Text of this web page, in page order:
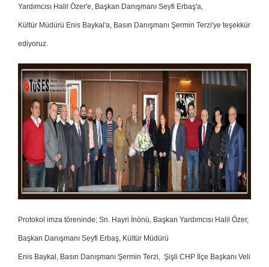
Yardımcısı Halil Özer'e, Başkan Danışmanı Seyfi Erbaş'a,
Kültür Müdürü Enis Baykal'a, Basın Danışmanı Şermin Terzi'ye teşekkür
ediyoruz.
Protokol imza töreninde; Sn. Hayri İnönü, Başkan Yardımcısı Halil Özer,
Başkan Danışmanı Seyfi Erbaş, Kültür Müdürü
Enis Baykal, Basın Danışmanı Şermin Terzi, Şişli CHP İlçe Başkanı Veli